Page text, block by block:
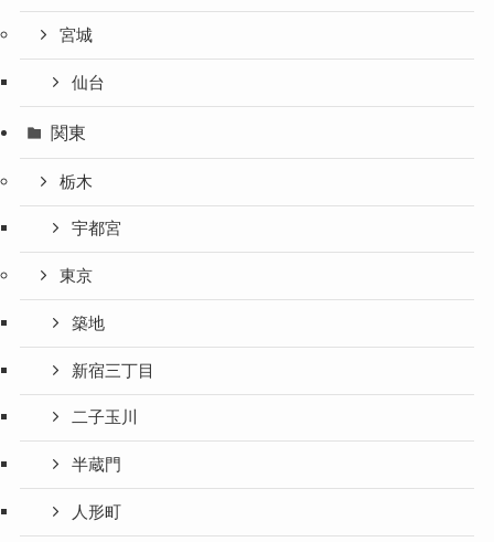
宮城
仙台
関東
栃木
宇都宮
東京
築地
新宿三丁目
二子玉川
半蔵門
人形町